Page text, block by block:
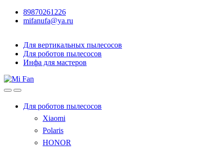
89870261226
mifanufa@ya.ru
Для вертикальных пылесосов
Для роботов пылесосов
Инфа для мастеров
Для роботов пылесосов
Xiaomi
Polaris
HONOR